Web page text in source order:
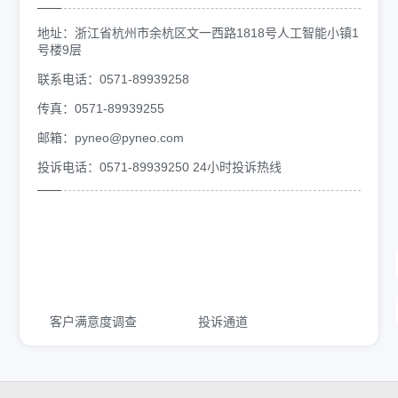
地址： 浙江省杭州市余杭区文一西路1818号人工智能小镇1
号楼9层
联系电话：0571-89939258
传真：0571-89939255
邮箱：pyneo@pyneo.com
投诉电话：0571-89939250 24小时投诉热线
客户满意度调查 投诉通道